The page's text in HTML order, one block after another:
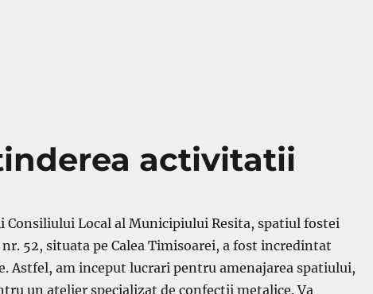
activitatii
Consiliului Local al Municipiului Resita, spatiul fostei
52, situata pe Calea Timisoarei, a fost incredintat
Astfel, am inceput lucrari pentru amenajarea spatiului,
un atelier specializat de confectii metalice. Va